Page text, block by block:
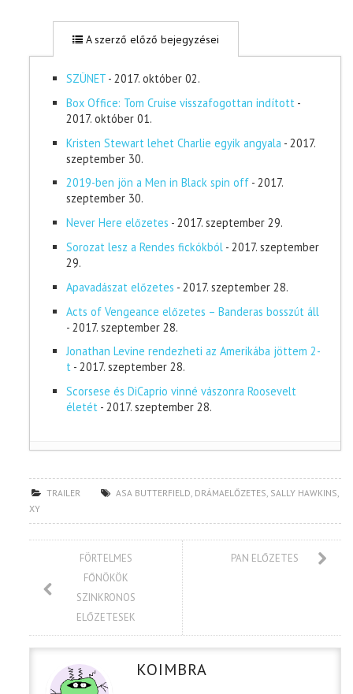
A szerző előző bejegyzései
SZÜNET - 2017. október 02.
Box Office: Tom Cruise visszafogottan indított -
2017. október 01.
Kristen Stewart lehet Charlie egyik angyala - 2017.
szeptember 30.
2019-ben jön a Men in Black spin off - 2017.
szeptember 30.
Never Here előzetes - 2017. szeptember 29.
Sorozat lesz a Rendes fickókból - 2017. szeptember
29.
Apavadászat előzetes - 2017. szeptember 28.
Acts of Vengeance előzetes – Banderas bosszút áll
- 2017. szeptember 28.
Jonathan Levine rendezheti az Amerikába jöttem 2-
t - 2017. szeptember 28.
Scorsese és DiCaprio vinné vászonra Roosevelt
életét - 2017. szeptember 28.
TRAILER ASA BUTTERFIELD, DRÁMAELŐZETES, SALLY HAWKINS,
XY
FÖRTELMES
FŐNÖKÖK
SZINKRONOS
ELŐZETESEK
PAN ELŐZETES
KOIMBRA